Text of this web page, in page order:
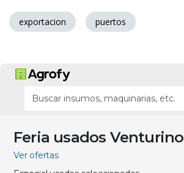
exportacion puertos
Feria usados Venturino
Ver ofertas